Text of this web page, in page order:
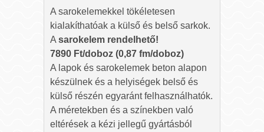
A sarokelemekkel tökéletesen
kialakíthatóak a külső és belső sarkok.
A sarokelem rendelhető!
7890 Ft/doboz (0,87 fm/doboz)
A lapok és sarokelemek beton alapon
készülnek és a helyiségek belső és
külső részén egyaránt felhasználhatók.
A méretekben és a színekben való
eltérések a kézi jellegű gyártásból